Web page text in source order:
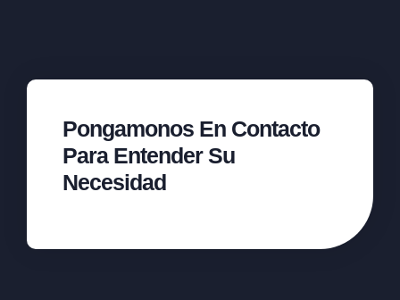
Pongamonos En Contacto
Para Entender Su
Necesidad